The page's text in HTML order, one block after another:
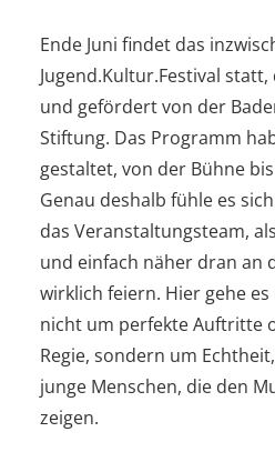
Ende Juni findet das
Jugend.Kultur.Festival
und gefördert von der
Stiftung. Das Programm
gestaltet, von der Bühne
Genau deshalb fühle es
das Veranstaltungsteam,
und einfach näher dran an
wirklich feiern. Hier gehe
nicht um perfekte Auftritte
Regie, sondern um
junge Menschen, die den
zeigen.